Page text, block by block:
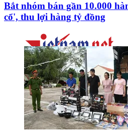
Bắt nhóm bán gần 10.000
cổ', thu lợi hàng tỷ đồng